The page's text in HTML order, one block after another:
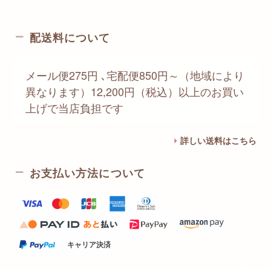
配送料について
メール便275円 ､宅配便850円～（地域により
異なります）12,200円（税込）以上のお買い
上げで当店負担です
詳しい送料はこちら
お支払い方法について
キャリア決済